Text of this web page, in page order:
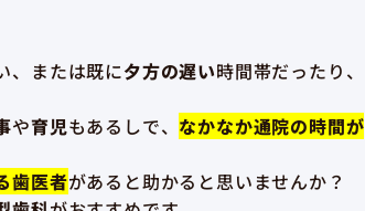
、または既に夕方の遅い時間帯だったり、
や育児もあるしで、 なかなか通院の時間が
歯医者があると助かると思いませんか？